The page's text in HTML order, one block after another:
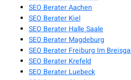
SEO Berater Aachen
SEO Berater Kiel
SEO Berater Halle Saale
SEO Berater Magdeburg
SEO Berater Freiburg Im
SEO Berater Krefeld
SEO Berater Luebeck